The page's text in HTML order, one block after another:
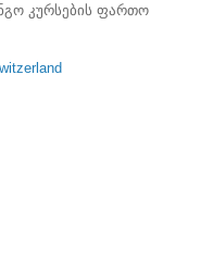
კურსების ფართო